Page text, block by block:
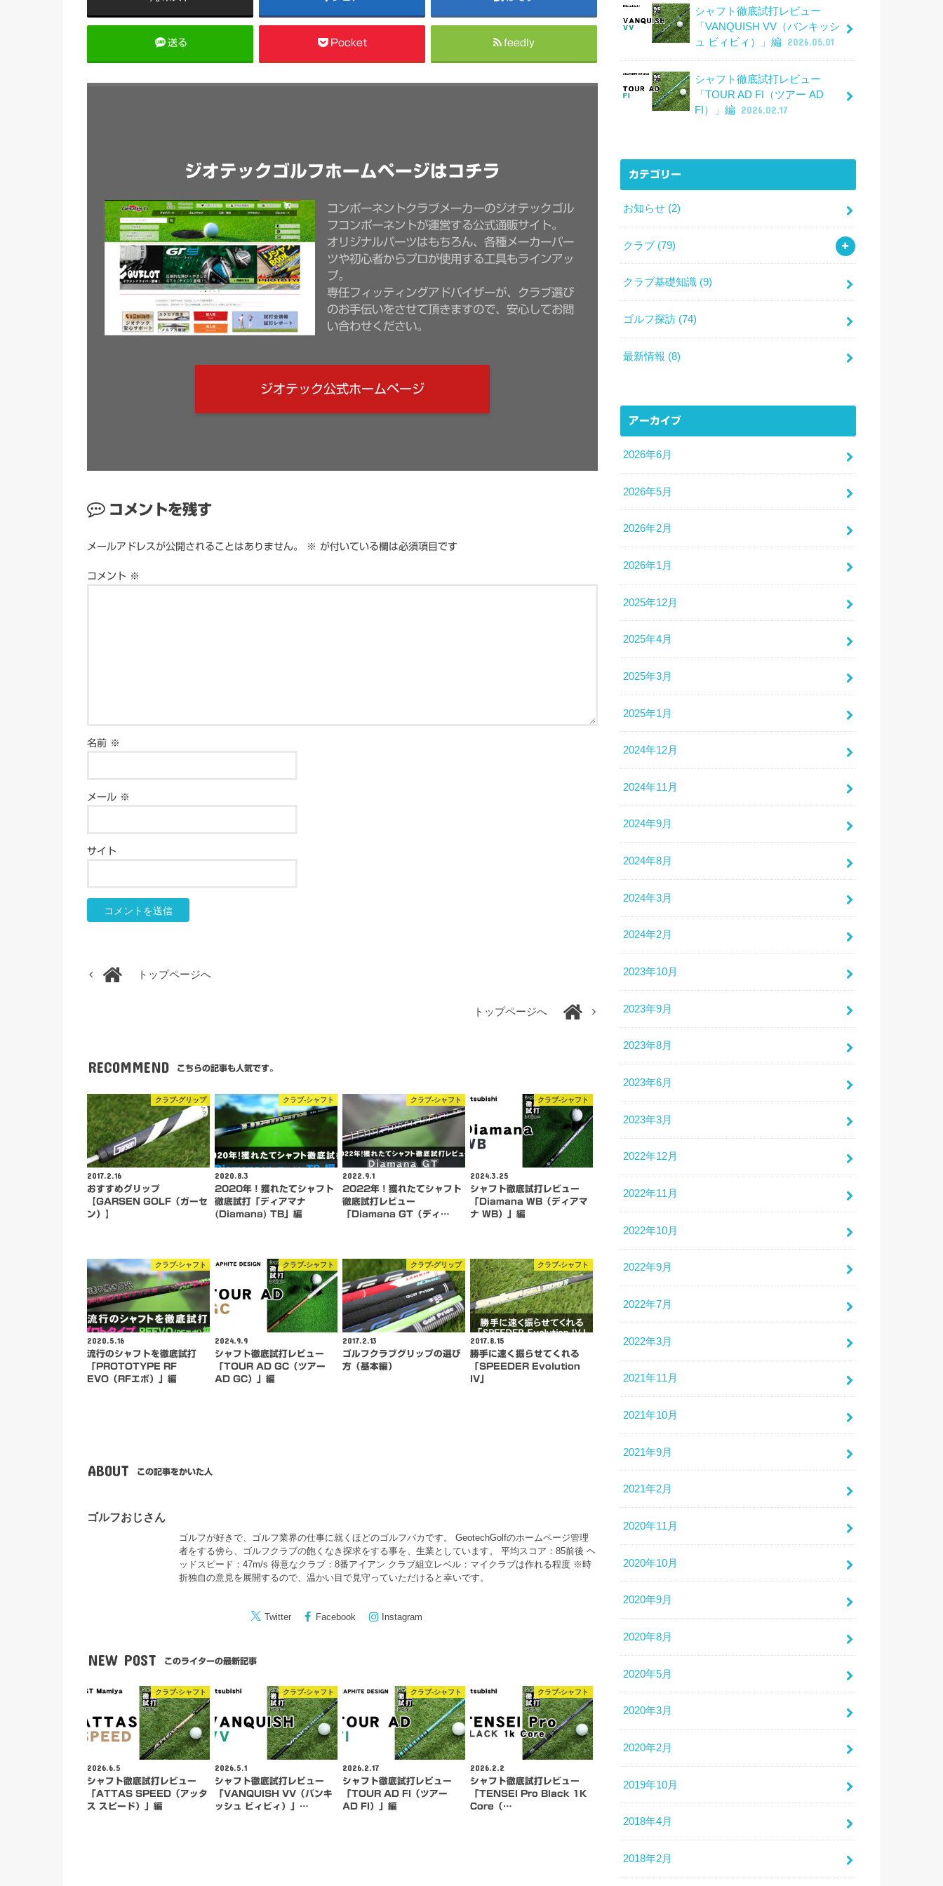
送る Pocket feedly
ジオテックゴルフホームページはコチラ
コンポーネントクラブメーカーのジオテックゴル
フコンポーネントが運営する公式通販サイト。
オリジナルパーツはもちろん、各種メーカーパー
ツや初心者からプロが使用する工具もラインアッ
プ。
専任フィッティングアドバイザーが、クラブ選び
のお手伝いをさせて頂きますので、安心してお問
い合わせください。
ジオテック公式ホームページ
コメントを残す
メールアドレスが公開されることはありません。 ※ が付いている欄は必須項目です
コメント ※
名前 ※
メール ※
サイト
トップページへ
トップページへ
RECOMMEND こちらの記事も人気です。
クラブ-グリップ
2017.2.16
おすすめグリップ
【GARSEN GOLF（ガーセ
ン）】
クラブ-シャフト
2020.8.3
2020年！獲れたてシャフト
徹底試打「ディアマナ
(Diamana) TB」編
クラブ-シャフト
2022.9.1
2022年！獲れたてシャフト
徹底試打レビュー
「Diamana GT（ディ…
クラブ-シャフト
2024.3.25
シャフト徹底試打レビュー
「Diamana WB（ディアマ
ナ WB）」編
クラブ-シャフト
2020.5.16
流行のシャフトを徹底試打
「PROTOTYPE RF
EVO（RFエボ）」編
クラブ-シャフト
2024.9.9
シャフト徹底試打レビュー
「TOUR AD GC（ツアー
AD GC）」編
クラブ-グリップ
2017.2.13
ゴルフクラブグリップの選び
方（基本編）
クラブ-シャフト
2017.8.15
勝手に速く振らせてくれる
「SPEEDER Evolution
IV」
ABOUT この記事をかいた人
ゴルフおじさん
ゴルフが好きで、ゴルフ業界の仕事に就くほどのゴルフバカです。 GeotechGolfのホームページ管理
者をする傍ら、ゴルフクラブの飽くなき探求をする事を、生業としています。 平均スコア：85前後 ヘ
ッドスピード：47m/s 得意なクラブ：8番アイアン クラブ組立レベル：マイクラブは作れる程度 ※時
折独自の意見を展開するので、温かい目で見守っていただけると幸いです。
Twitter Facebook Instagram
NEW POST このライターの最新記事
クラブ-シャフト
2026.6.5
シャフト徹底試打レビュー
「ATTAS SPEED（アッタ
ス スピード）」編
クラブ-シャフト
2026.5.1
シャフト徹底試打レビュー
「VANQUISH VV（バンキ
ッシュ ビィビィ）」…
クラブ-シャフト
2026.2.17
シャフト徹底試打レビュー
「TOUR AD FI（ツアー
AD FI）」編
クラブ-シャフト
2026.2.2
シャフト徹底試打レビュー
「TENSEI Pro Black 1K
Core（…
シャフト徹底試打レビュー
「VANQUISH VV（バンキッシ
ュ ビィビィ）」編 2026.05.01
シャフト徹底試打レビュー
「TOUR AD FI（ツアー AD
FI）」編 2026.02.17
カテゴリー
お知らせ (2)
クラブ (79)
クラブ基礎知識 (9)
ゴルフ探訪 (74)
最新情報 (8)
アーカイブ
2026年6月
2026年5月
2026年2月
2026年1月
2025年12月
2025年4月
2025年3月
2025年1月
2024年12月
2024年11月
2024年9月
2024年8月
2024年3月
2024年2月
2023年10月
2023年9月
2023年8月
2023年6月
2023年3月
2022年12月
2022年11月
2022年10月
2022年9月
2022年7月
2022年3月
2021年11月
2021年10月
2021年9月
2021年2月
2020年11月
2020年10月
2020年9月
2020年8月
2020年5月
2020年3月
2020年2月
2019年10月
2018年4月
2018年2月